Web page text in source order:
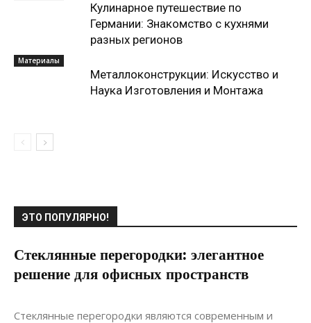
Кулинарное путешествие по
Германии: Знакомство с кухнями
разных регионов
Материалы
Металлоконструкции: Искусство и
Наука Изготовления и Монтажа
ЭТО ПОПУЛЯРНО!
Стеклянные перегородки: элегантное
решение для офисных пространств
20.06.2022
Стеклянные перегородки являются современным и